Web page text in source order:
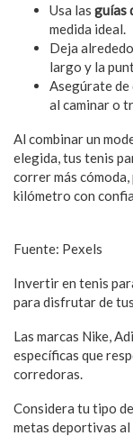
Usa las guías
medida ideal.
Deja
largo y la
Asegúrate de
al caminar o
Al combinar un
elegida, tus tenis
correr más
kilómetro con
Fuente: Pexels
Invertir en tenis
para disfrutar de
Las marcas Nike,
específicas que
corredoras.
Considera tu tipo
metas deportivas